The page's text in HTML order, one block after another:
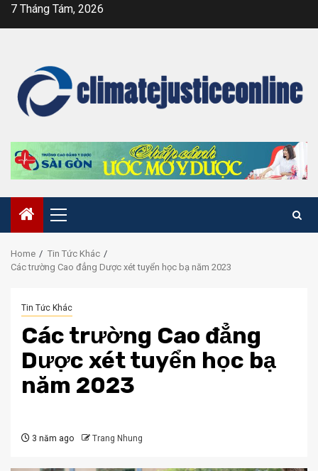
Skip7 Tháng Tám, 2026
Primary
Menu
Home
Tin Tức Khác
Các trường Cao đẳng Dược xét tuyển học bạ năm 2023
Tin Tức Khác
Các trường Cao đẳng
Dược xét tuyển học bạ
năm 2023
3 năm ago Trang Nhung